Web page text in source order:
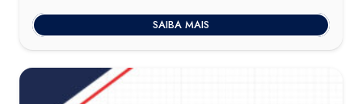
era:
R$400,00.
é:
R$379,00.
SAIBA MAIS